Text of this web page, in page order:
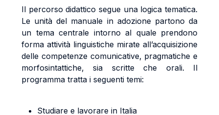
Il percorso didattico segue una logica tematica.
Le unità del manuale in adozione partono da
un tema centrale intorno al quale prendono
forma attività linguistiche mirate all’acquisizione
delle competenze comunicative, pragmatiche e
morfosintattiche, sia scritte che orali. Il
programma tratta i seguenti temi:
Studiare e lavorare in Italia